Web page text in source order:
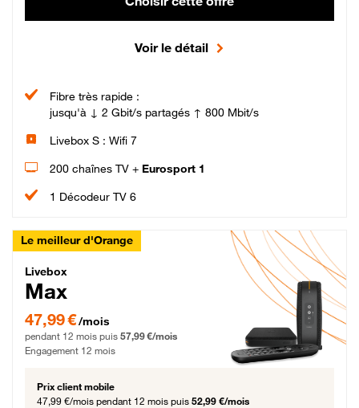
Voir le détail
Fibre très rapide :
jusqu'à ↓ 2 Gbit/s partagés ↑ 800 Mbit/s
Livebox S : Wifi 7
200 chaînes TV + Eurosport 1
1 Décodeur TV 6
Le meilleur d'Orange
Livebox Max Fibre
Livebox
Max
47,99 € par mois pendant 12 mois puis 57,99 € par mois, Engagement 12 mois
47,99 €/mois
pendant 12 mois puis 57,99 €/mois
Engagement 12 mois
Prix client mobile
47,99 €/mois pendant 12 mois puis 52,99 €/mois